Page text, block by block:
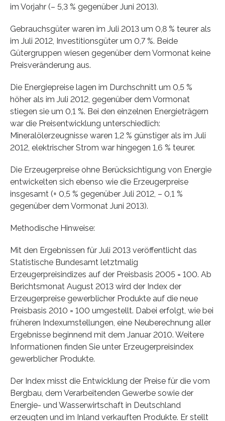
im Vorjahr (– 5,3 % gegenüber Juni 2013).
Gebrauchsgüter waren im Juli 2013 um 0,8 % teurer als
im Juli 2012, Investitionsgüter um 0,7 %. Beide
Gütergruppen wiesen gegenüber dem Vormonat keine
Preisveränderung aus.
Die Energiepreise lagen im Durchschnitt um 0,5 %
höher als im Juli 2012, gegenüber dem Vormonat
stiegen sie um 0,1 %. Bei den einzelnen Energieträgern
war die Preisentwicklung unterschiedlich:
Mineralölerzeugnisse waren 1,2 % günstiger als im Juli
2012, elektrischer Strom war hingegen 1,6 % teurer.
Die Erzeugerpreise ohne Berücksichtigung von Energie
entwickelten sich ebenso wie die Erzeugerpreise
insgesamt (+ 0,5 % gegenüber Juli 2012, – 0,1 %
gegenüber dem Vormonat Juni 2013).
Methodische Hinweise:
Mit den Ergebnissen für Juli 2013 veröffentlicht das
Statistische Bundesamt letztmalig
Erzeugerpreisindizes auf der Preisbasis 2005 = 100. Ab
Berichtsmonat August 2013 wird der Index der
Erzeugerpreise gewerblicher Produkte auf die neue
Preisbasis 2010 = 100 umgestellt. Dabei erfolgt, wie bei
früheren Indexumstellungen, eine Neuberechnung aller
Ergebnisse beginnend mit dem Januar 2010. Weitere
Informationen finden Sie unter Erzeugerpreisindex
gewerblicher Produkte.
Der Index misst die Entwicklung der Preise für die vom
Bergbau, dem Verarbeitenden Gewerbe sowie der
Energie- und Wasserwirtschaft in Deutschland
erzeugten und im Inland verkauften Produkte. Er stellt